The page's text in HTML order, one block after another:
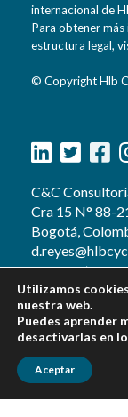
internacional de
Para obtener
estructura legal,
© Copyright Hlb
C&C
Cra 15 N° 88-
Bogotá,
Teléfonos:
+57 (601) 374
+57 (601) 744
Utilizamos
nuestra web.
Puedes aprender
desactivarlas en
Aceptar